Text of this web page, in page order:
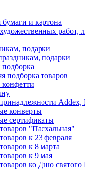
бумаги и картона
работ,
подарки
подарки
подборка
подборка товаров
Addex,
конверты
сертификаты
"Пасхальная"
к 23 февраля
к 8 марта
к 9 мая
ко Дню святого